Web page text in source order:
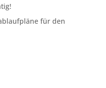
für den